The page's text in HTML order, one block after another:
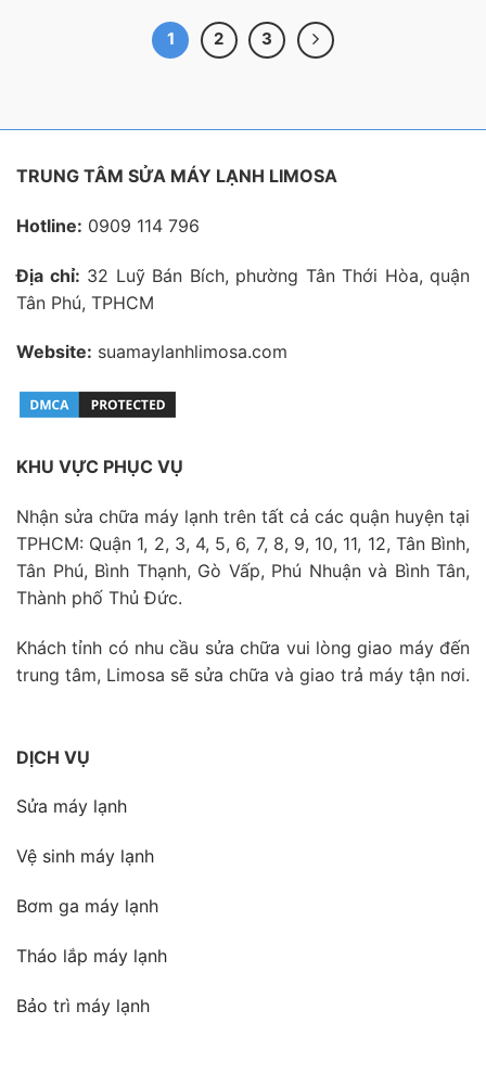
1 2 3
TRUNG TÂM SỬA MÁY LẠNH LIMOSA
Hotline: 0909 114 796
Địa chỉ: 32 Luỹ Bán Bích, phường Tân Thới Hòa, quận
Tân Phú, TPHCM
Website: suamaylanhlimosa.com
KHU VỰC PHỤC VỤ
Nhận sửa chữa máy lạnh trên tất cả các quận huyện tại
TPHCM: Quận 1, 2, 3, 4, 5, 6, 7, 8, 9, 10, 11, 12, Tân Bình,
Tân Phú, Bình Thạnh, Gò Vấp, Phú Nhuận và Bình Tân,
Thành phố Thủ Đức.
Khách tỉnh có nhu cầu sửa chữa vui lòng giao máy đến
trung tâm, Limosa sẽ sửa chữa và giao trả máy tận nơi.
DỊCH VỤ
Sửa máy lạnh
Vệ sinh máy lạnh
Bơm ga máy lạnh
Tháo lắp máy lạnh
Bảo trì máy lạnh